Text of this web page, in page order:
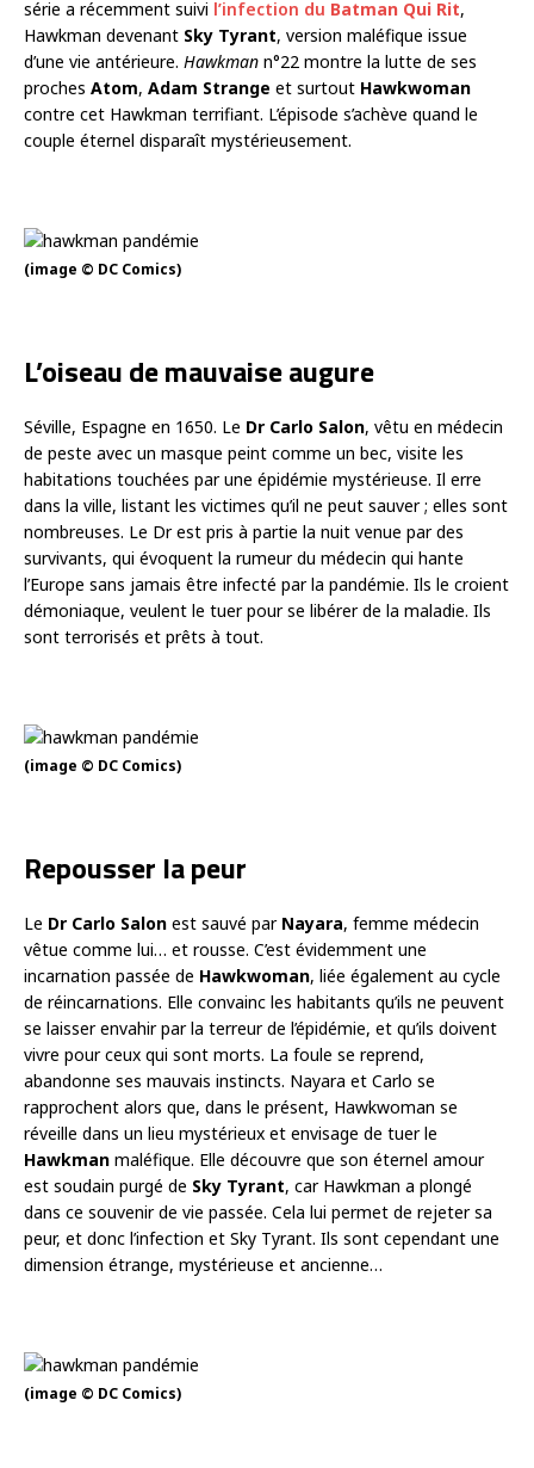
série a récemment suivi l’infection du Batman Qui Rit,
Hawkman devenant Sky Tyrant, version maléfique issue
d’une vie antérieure. Hawkman n°22 montre la lutte de ses
proches Atom, Adam Strange et surtout Hawkwoman
contre cet Hawkman terrifiant. L’épisode s’achève quand le
couple éternel disparaît mystérieusement.
(image © DC Comics)
L’oiseau de mauvaise augure
Séville, Espagne en 1650. Le Dr Carlo Salon, vêtu en médecin
de peste avec un masque peint comme un bec, visite les
habitations touchées par une épidémie mystérieuse. Il erre
dans la ville, listant les victimes qu’il ne peut sauver ; elles sont
nombreuses. Le Dr est pris à partie la nuit venue par des
survivants, qui évoquent la rumeur du médecin qui hante
l’Europe sans jamais être infecté par la pandémie. Ils le croient
démoniaque, veulent le tuer pour se libérer de la maladie. Ils
sont terrorisés et prêts à tout.
(image © DC Comics)
Repousser la peur
Le Dr Carlo Salon est sauvé par Nayara, femme médecin
vêtue comme lui… et rousse. C’est évidemment une
incarnation passée de Hawkwoman, liée également au cycle
de réincarnations. Elle convainc les habitants qu’ils ne peuvent
se laisser envahir par la terreur de l’épidémie, et qu’ils doivent
vivre pour ceux qui sont morts. La foule se reprend,
abandonne ses mauvais instincts. Nayara et Carlo se
rapprochent alors que, dans le présent, Hawkwoman se
réveille dans un lieu mystérieux et envisage de tuer le
Hawkman maléfique. Elle découvre que son éternel amour
est soudain purgé de Sky Tyrant, car Hawkman a plongé
dans ce souvenir de vie passée. Cela lui permet de rejeter sa
peur, et donc l’infection et Sky Tyrant. Ils sont cependant une
dimension étrange, mystérieuse et ancienne…
(image © DC Comics)